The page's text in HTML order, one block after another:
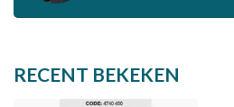
RECENT BEKEKEN